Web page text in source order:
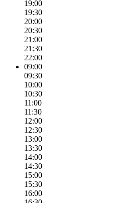
19:00
19:30
20:00
20:30
21:00
21:30
22:00
09:00
09:30
10:00
10:30
11:00
11:30
12:00
12:30
13:00
13:30
14:00
14:30
15:00
15:30
16:00